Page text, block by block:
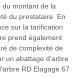
du montant de la
du prestataire. En
sur la tarification
prend également
de complexité de
un abattage d’arbre
RD Elagage 67